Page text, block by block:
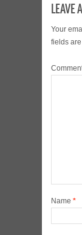
LEAVE
Your
fields
Name *